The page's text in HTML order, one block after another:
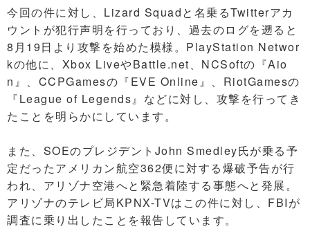
今回の件に対し、Lizard Squadと名乗るTwitterアカ
ウントが犯行声明を行っており、過去のログを遡ると
8月19日より攻撃を始めた模様。PlayStation Networ
kの他に、Xbox LiveやBattle.net、NCSoftの『Aio
n』、CCPGamesの『EVE Online』、RiotGamesの
『League of Legends』などに対し、攻撃を行ってき
たことを明らかにしています。
また、SOEのプレジデントJohn Smedley氏が乗る予
定だったアメリカン航空362便に対する爆破予告が行
われ、アリゾナ空港へと緊急着陸する事態へと発展。
アリゾナのテレビ局KPNX-TVはこの件に対し、FBIが
調査に乗り出したことを報告しています。